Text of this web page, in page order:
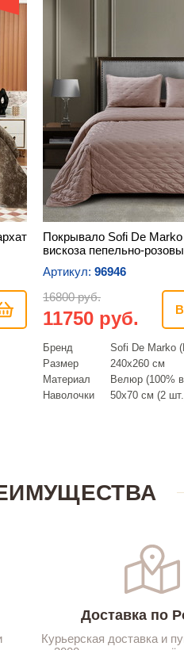
Покрывало Sofi De
вискоза пепельно-
Артикул: 96946
16800 руб.
11750 руб.
Бренд
Sofi De Marko
Размер
240х260 см
Материал
Велюр (100%
Наволочки
50х70 см (2
Доставка по
Курьерская доставка и